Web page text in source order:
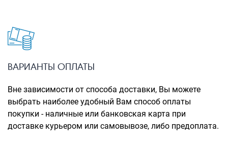
Рюкзаки для охоты-рыбалки
Рюкзаки на колесах
ШОППЕРЫ
Кейсы и планшеты
ВАРИАНТЫ ОПЛАТЫ
Вне зависимости от способа доставки, Вы можете
выбрать наиболее удобный Вам способ оплаты
покупки - наличные или банковская карта при
доставке курьером или самовывозе, либо предоплата.